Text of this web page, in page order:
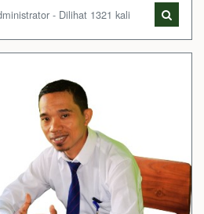
- Dilihat 1321 kali